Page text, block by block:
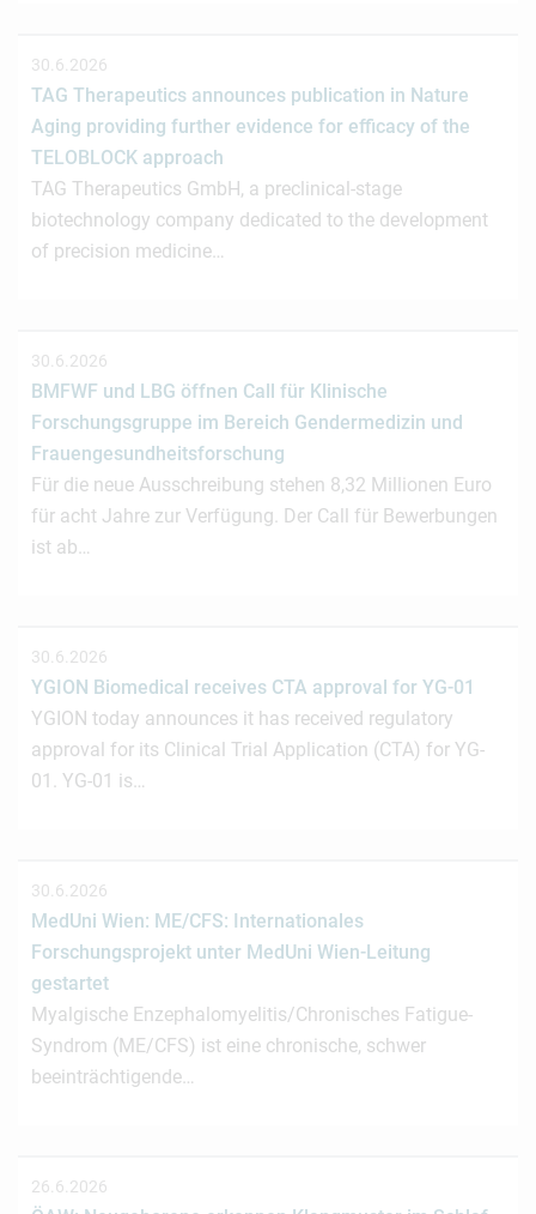
30.6.2026
TAG Therapeutics announces publication in Nature
Aging providing further evidence for efficacy of the
TELOBLOCK approach
TAG Therapeutics GmbH, a preclinical-stage
biotechnology company dedicated to the development
of precision medicine…
30.6.2026
BMFWF und LBG öffnen Call für Klinische
Forschungsgruppe im Bereich Gendermedizin und
Frauengesundheitsforschung
Für die neue Ausschreibung stehen 8,32 Millionen Euro
für acht Jahre zur Verfügung. Der Call für Bewerbungen
ist ab…
30.6.2026
YGION Biomedical receives CTA approval for YG-01
YGION today announces it has received regulatory
approval for its Clinical Trial Application (CTA) for YG-
01. YG-01 is…
30.6.2026
MedUni Wien: ME/CFS: Internationales
Forschungsprojekt unter MedUni Wien-Leitung
gestartet
Myalgische Enzephalomyelitis/Chronisches Fatigue-
Syndrom (ME/CFS) ist eine chronische, schwer
beeinträchtigende…
26.6.2026